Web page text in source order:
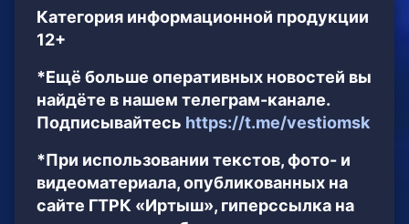
Категория информационной продукции
12+
*Ещё больше оперативных новостей вы
найдёте в нашем телеграм-канале.
Подписывайтесь https://t.me/vestiomsk
*При использовании текстов, фото- и
видеоматериала, опубликованных на
сайте ГТРК «Иртыш», гиперссылка на